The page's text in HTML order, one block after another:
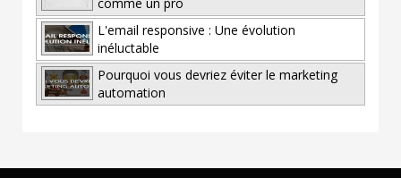
L'email responsive : Une évolution
inéluctable
Pourquoi vous devriez éviter le marketing
automation